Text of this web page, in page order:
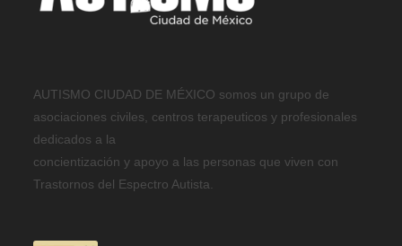
AUTISMO CIUDAD DE MÉXICO somos un grupo de
asociaciones civiles, centros terapeuticos y profesionales
dedicados a la
concientización y apoyo a las personas que viven con
Trastornos del Espectro Autista.